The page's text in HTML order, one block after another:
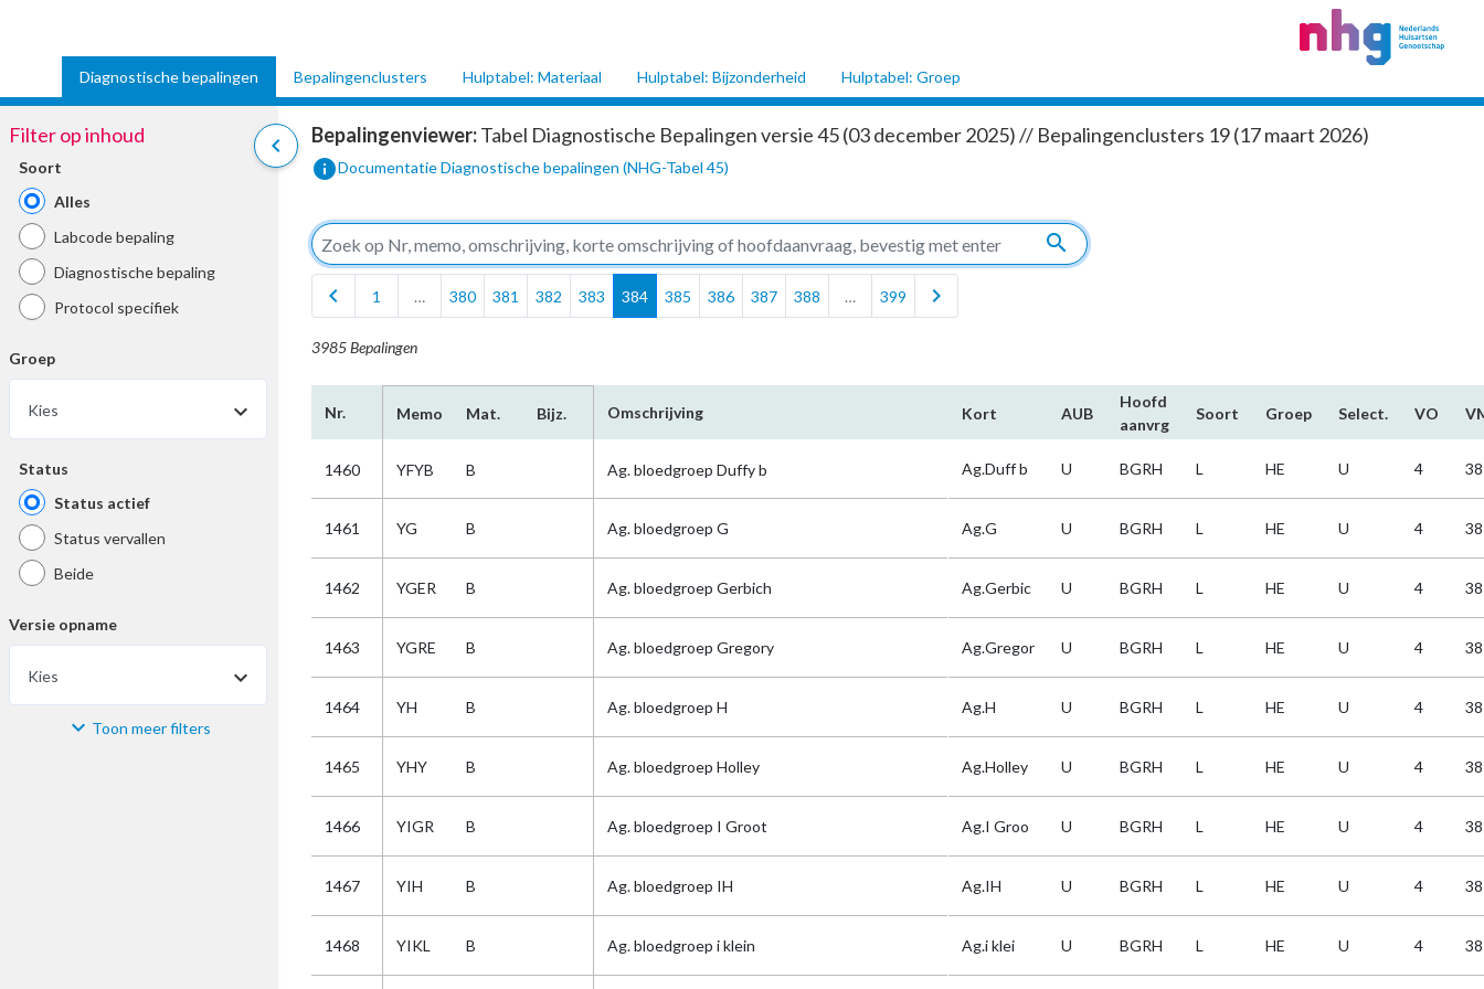
Diagnostische bepalingen Bepalingenclusters Hulptabel: Materiaal Hulptabel: Bijzonderheid Hulptabel: Groep
chevron_left
Filter op inhoud
Soort
Alles
Labcode bepaling
Diagnostische bepaling
Protocol specifiek
Groep
Kies
Status
Status actief
Status vervallen
Beide
Versie opname
Kies
Materiaal Toon meer filters
Bepalingenviewer:Tabel Diagnostische Bepalingen versie 45 (03 december 2025) // Bepalingenclusters 19 (17 maart 2026)
infoDocumentatie Diagnostische bepalingen (NHG-Tabel 45)
search
chevron_left
1 … 380 381 382 383 384 385 386 387 388 … 399 chevron_right
3985 Bepalingen
Nr. Memo arrow_drop_downMat. Bijz. Omschrijving Kort AUB
Hoofd​
aanvrg
Soort Groep Select. VO
1460 YFYB B Ag. bloedgroep Duffy b Ag.Duff b U BGRH L HE U 4 38
1461 YG B Ag. bloedgroep G Ag.G U BGRH L HE U 4 38
1462 YGER B Ag. bloedgroep Gerbich Ag.Gerbic U BGRH L HE U 4 38
1463 YGRE B Ag. bloedgroep Gregory Ag.Gregor U BGRH L HE U 4 38
1464 YH B Ag. bloedgroep H Ag.H U BGRH L HE U 4 38
1465 YHY B Ag. bloedgroep Holley Ag.Holley U BGRH L HE U 4 38
1466 YIGR B Ag. bloedgroep I Groot Ag.I Groo U BGRH L HE U 4 38
1467 YIH B Ag. bloedgroep IH Ag.IH U BGRH L HE U 4 38
1468 YIKL B Ag. bloedgroep i klein Ag.i klei U BGRH L HE U 4 38